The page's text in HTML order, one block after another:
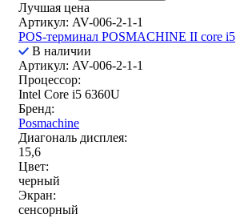
Лучшая цена
Артикул: AV-006-2-1-1
POS-терминал POSMACHINE II core i5
В наличии
Артикул: AV-006-2-1-1
Процессор:
Intel Core i5 6360U
Бренд:
Posmachine
Диагональ дисплея:
15,6
Цвет:
черный
Экран:
сенсорный